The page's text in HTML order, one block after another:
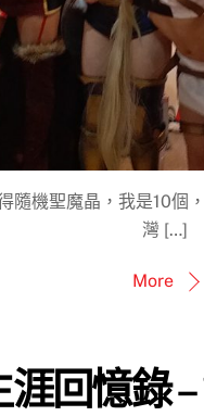
隨機聖魔晶，我是10個
灣 […]
More
回憶錄